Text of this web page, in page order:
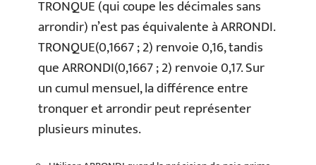
TRONQUE (qui coupe les décimales sans
arrondir) n’est pas équivalente à ARRONDI.
TRONQUE(0,1667 ; 2) renvoie 0,16, tandis
que ARRONDI(0,1667 ; 2) renvoie 0,17. Sur
un cumul mensuel, la différence entre
tronquer et arrondir peut représenter
plusieurs minutes.